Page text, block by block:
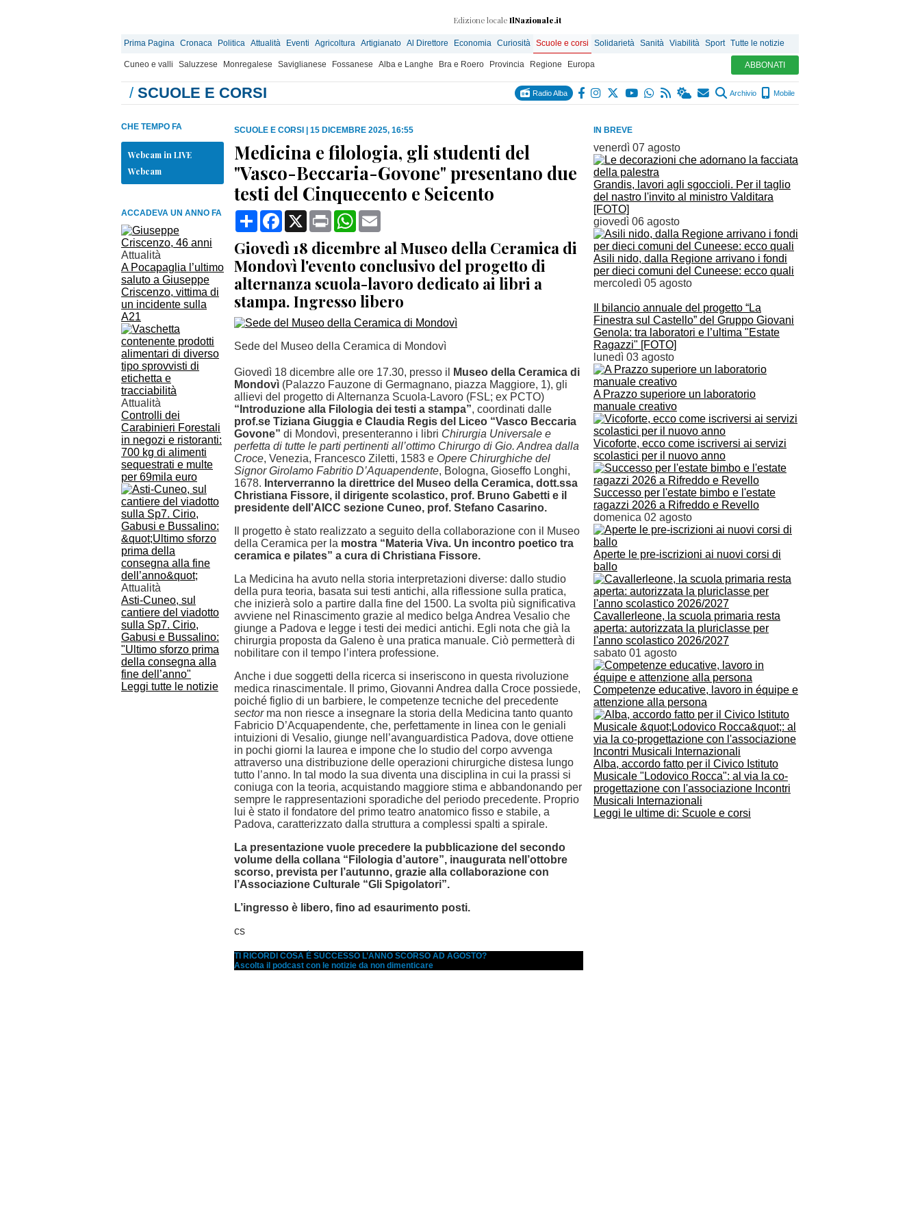
Edizione locale IlNazionale.it
Prima Pagina Cronaca Politica Attualità Eventi Agricoltura Artigianato Al Direttore Economia Curiosità Scuole e corsi Solidarietà Sanità Viabilità Sport Tutte le notizie
Cuneo e valli Saluzzese Monregalese Saviglianese Fossanese Alba e Langhe Bra e Roero Provincia Regione Europa ABBONATI
/ SCUOLE E CORSI Radio Alba Archivio Mobile
IN BREVE
venerdì 07 agosto
Grandis, lavori agli sgoccioli. Per il taglio
del nastro l'invito al ministro Valditara
[FOTO]
giovedì 06 agosto
Asili nido, dalla Regione arrivano i fondi
per dieci comuni del Cuneese: ecco quali
mercoledì 05 agosto
Il bilancio annuale del progetto “La
Finestra sul Castello” del Gruppo Giovani
Genola: tra laboratori e l’ultima "Estate
Ragazzi" [FOTO]
lunedì 03 agosto
A Prazzo superiore un laboratorio
manuale creativo
Vicoforte, ecco come iscriversi ai servizi
scolastici per il nuovo anno
Successo per l'estate bimbo e l'estate
ragazzi 2026 a Rifreddo e Revello
domenica 02 agosto
Aperte le pre-iscrizioni ai nuovi corsi di
ballo
Cavallerleone, la scuola primaria resta
aperta: autorizzata la pluriclasse per
l'anno scolastico 2026/2027
sabato 01 agosto
Competenze educative, lavoro in équipe e
attenzione alla persona
Alba, accordo fatto per il Civico Istituto
Musicale "Lodovico Rocca": al via la co-
progettazione con l'associazione Incontri
Musicali Internazionali
Leggi le ultime di: Scuole e corsi
CHE TEMPO FA
Webcam in LIVE
Webcam
ACCADEVA UN ANNO FA
Attualità
A Pocapaglia l’ultimo
saluto a Giuseppe
Criscenzo, vittima di
un incidente sulla
A21
Attualità
Controlli dei
Carabinieri Forestali
in negozi e ristoranti:
700 kg di alimenti
sequestrati e multe
per 69mila euro
Attualità
Asti-Cuneo, sul
cantiere del viadotto
sulla Sp7. Cirio,
Gabusi e Bussalino:
"Ultimo sforzo prima
della consegna alla
fine dell’anno"
Leggi tutte le notizie
SCUOLE E CORSI 15 DICEMBRE 2025, 16:55
Medicina e filologia, gli studenti del
"Vasco-Beccaria-Govone" presentano due
testi del Cinquecento e Seicento
CondividiFacebook
X Print WhatsApp
Giovedì 18 dicembre al Museo della Ceramica di
Mondovì l'evento conclusivo del progetto di
alternanza scuola-lavoro dedicato ai libri a
stampa. Ingresso libero
Sede del Museo della Ceramica di Mondovì
Giovedì 18 dicembre alle ore 17.30, presso il
Museo della Ceramica di
Mondovì (Palazzo Fauzone di Germagnano, piazza Maggiore, 1), gli
allievi del progetto di Alternanza Scuola-Lavoro (FSL; ex PCTO)
“Introduzione alla Filologia dei testi a stampa”, coordinati dalle
prof.se Tiziana Giuggia e Claudia Regis del Liceo “Vasco Beccaria
Govone” di Mondovì, presenteranno i libri Chirurgia Universale e
perfetta di tutte le parti pertinenti all’ottimo Chirurgo di Gio. Andrea dalla
Croce, Venezia, Francesco Ziletti, 1583 e Opere Chirurghiche del
Signor Girolamo Fabritio D’Aquapendente, Bologna, Gioseffo Longhi,
1678. Interverranno la direttrice del Museo della Ceramica, dott.ssa
Christiana Fissore, il dirigente scolastico, prof. Bruno Gabetti e il
presidente dell’AICC sezione Cuneo, prof. Stefano Casarino.
Il progetto è stato realizzato a seguito della collaborazione con il Museo
della Ceramica per la mostra “Materia Viva. Un incontro poetico tra
ceramica e pilates” a cura di Christiana Fissore.
La Medicina ha avuto nella storia interpretazioni diverse: dallo studio
della pura teoria, basata sui testi antichi, alla riflessione sulla pratica,
che inizierà solo a partire dalla fine del 1500. La svolta più significativa
avviene nel Rinascimento grazie al medico belga Andrea Vesalio che
giunge a Padova e legge i testi dei medici antichi. Egli nota che già la
chirurgia proposta da Galeno è una pratica manuale. Ciò permetterà di
nobilitare con il tempo l’intera professione.
Anche i due soggetti della ricerca si inseriscono in questa rivoluzione
medica rinascimentale. Il primo, Giovanni Andrea dalla Croce possiede,
poiché figlio di un barbiere, le competenze tecniche del precedente
sectorma non riesce a insegnare la storia della Medicina tanto quanto
Fabricio D’Acquapendente, che, perfettamente in linea con le geniali
intuizioni di Vesalio, giunge nell’avanguardistica Padova, dove ottiene
in pochi giorni la laurea e impone che lo studio del corpo avvenga
attraverso una distribuzione delle operazioni chirurgiche distesa lungo
tutto l’anno. In tal modo la sua diventa una disciplina in cui la prassi si
coniuga con la teoria, acquistando maggiore stima e abbandonando per
sempre le rappresentazioni sporadiche del periodo precedente. Proprio
lui è stato il fondatore del primo teatro anatomico fisso e stabile, a
Padova, caratterizzato dalla struttura a complessi spalti a spirale.
La presentazione vuole precedere la pubblicazione del secondo
volume della collana “Filologia d’autore”, inaugurata nell’ottobre
scorso, prevista per l’autunno, grazie alla collaborazione con
l’Associazione Culturale “Gli Spigolatori”.
L’ingresso è libero, fino ad esaurimento posti.
cs
TI RICORDI COSA È SUCCESSO L’ANNO SCORSO AD AGOSTO?
Ascolta il podcast con le notizie da non dimenticare